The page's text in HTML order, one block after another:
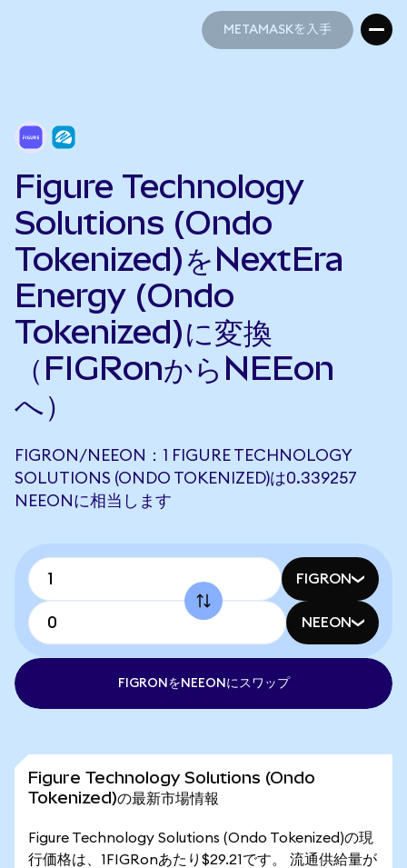
METAMASKを入手
Figure Technology
Solutions (Ondo
Tokenized)をNextEra
Energy (Ondo
Tokenized)に変換
（FIGRonからNEEon
へ）
FIGRON/NEEON：1 FIGURE TECHNOLOGY
SOLUTIONS (ONDO TOKENIZED)は0.339257
NEEONに相当します
FIGRON
NEEON
FIGRONをNEEONにスワップ
Figure Technology Solutions (Ondo
Tokenized)の最新市場情報
Figure Technology Solutions (Ondo Tokenized)の現
行価格は、1FIGRonあたり$29.21です。 流通供給量が